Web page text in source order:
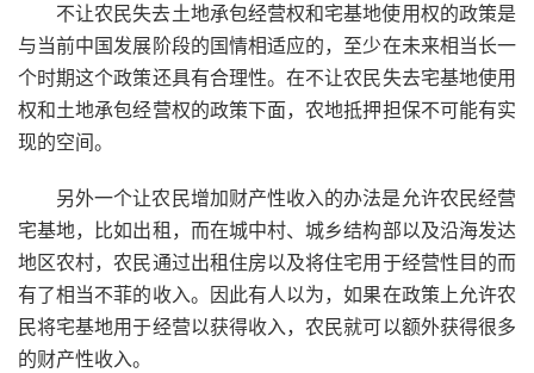
不让农民失去土地承包经营权和宅基地使用权的政策是
与当前中国发展阶段的国情相适应的，至少在未来相当长一
个时期这个政策还具有合理性。在不让农民失去宅基地使用
权和土地承包经营权的政策下面，农地抵押担保不可能有实
现的空间。
另外一个让农民增加财产性收入的办法是允许农民经营
宅基地，比如出租，而在城中村、城乡结构部以及沿海发达
地区农村，农民通过出租住房以及将住宅用于经营性目的而
有了相当不菲的收入。因此有人以为，如果在政策上允许农
民将宅基地用于经营以获得收入，农民就可以额外获得很多
的财产性收入。